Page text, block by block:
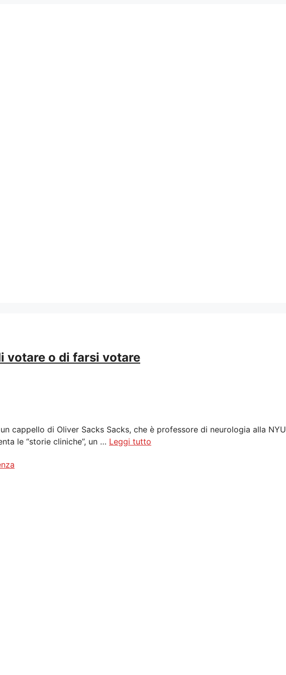
votare o di farsi votare
cappello di Oliver Sacks Sacks, che è professore di neurologia alla NYU
le “storie cliniche”, un … Leggi tutto